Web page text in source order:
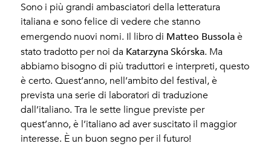
Sono i più grandi ambasciatori della letteratura
italiana e sono felice di vedere che stanno
emergendo nuovi nomi. Il libro di Matteo Bussola è
stato tradotto per noi da Katarzyna Skórska. Ma
abbiamo bisogno di più traduttori e interpreti, questo
è certo. Quest’anno, nell’ambito del festival, è
prevista una serie di laboratori di traduzione
dall’italiano. Tra le sette lingue previste per
quest’anno, è l’italiano ad aver suscitato il maggior
interesse. È un buon segno per il futuro!